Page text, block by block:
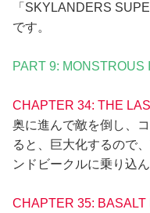
「SKYLANDERS
です。
PART 9: MONSTROUS
CHAPTER 34: THE
奥に進んで敵を倒し、
ると、巨大化するので
ンドビークルに乗り込
CHAPTER 35: BASALT